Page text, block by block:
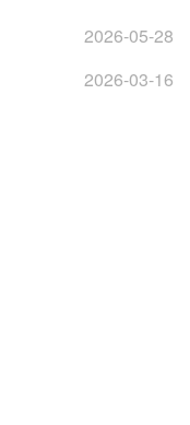
2026-05-28
2026-03-16